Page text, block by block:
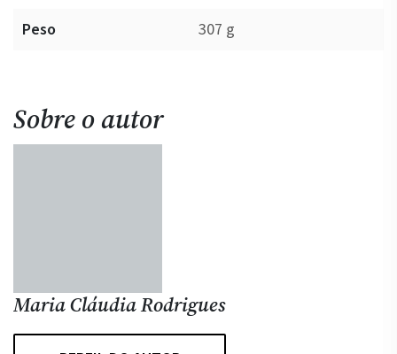
Peso
307 g
Sobre o autor
Maria Cláudia Rodrigues